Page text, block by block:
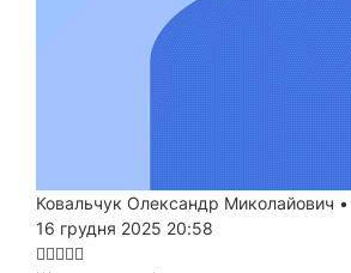
Ковальчук Олександр Миколайович •
16 грудня 2025 20:58